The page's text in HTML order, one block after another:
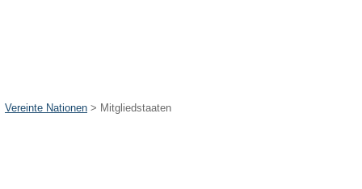
Vereinte Nationen > Mitgliedstaaten